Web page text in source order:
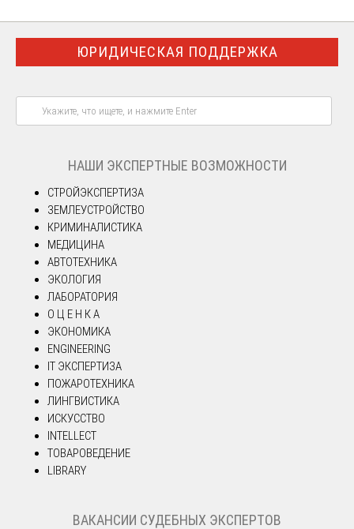
ЮРИДИЧЕСКАЯ ПОДДЕРЖКА
НАШИ ЭКСПЕРТНЫЕ ВОЗМОЖНОСТИ
СТРОЙЭКСПЕРТИЗА
ЗЕМЛЕУСТРОЙСТВО
КРИМИНАЛИСТИКА
МЕДИЦИНА
АВТОТЕХНИКА
ЭКОЛОГИЯ
ЛАБОРАТОРИЯ
О Ц Е Н К А
ЭКОНОМИКА
ENGINEERING
IT ЭКСПЕРТИЗА
ПОЖАРОТЕХНИКА
ЛИНГВИСТИКА
ИСКУССТВО
INTELLECT
ТОВАРОВЕДЕНИЕ
LIBRARY
ВАКАНСИИ СУДЕБНЫХ ЭКСПЕРТОВ